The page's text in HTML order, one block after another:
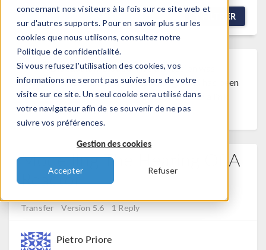
concernant nos visiteurs à la fois sur ce site web et
sur d'autres supports. Pour en savoir plus sur les
cookies que nous utilisons, consultez notre
Politique de confidentialité.
Si vous refusez l'utilisation des cookies, vos
informations ne seront pas suivies lors de votre
visite sur ce site. Un seul cookie sera utilisé dans
votre navigateur afin de se souvenir de ne pas
suivre vos préférences.
Gestion des cookies
Accepter Refuser
FILTRER
Discussion ClosedThis discussion was
created more than 6 months ago and has been
closed. To start a new discussion with a link
back to this one, click here.
Modelling The Heating Of A
Reactor
Fluid & Heat, Heat
Transfer
Version 5.6 1 Reply
Pietro Priore